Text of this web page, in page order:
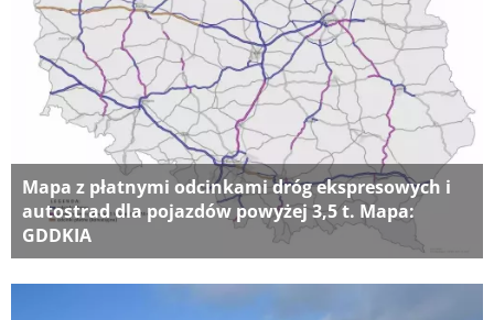
Mapa z płatnymi odcinkami dróg ekspresowych i
autostrad dla pojazdów powyżej 3,5 t. Mapa:
GDDKIA